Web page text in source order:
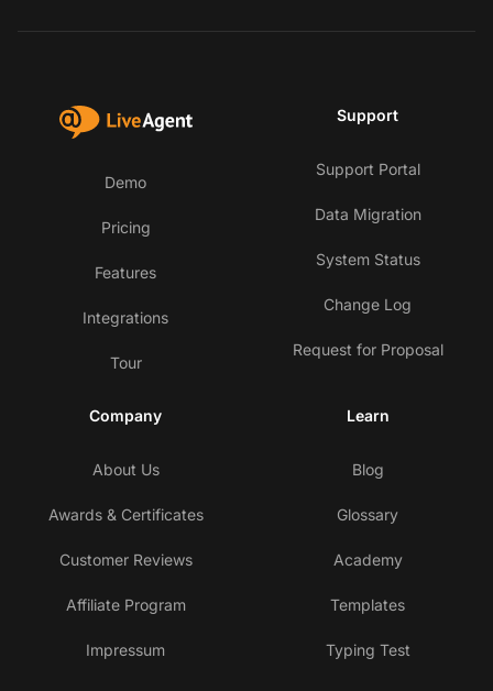
Demo
Pricing
Features
Integrations
Tour
Support
Support Portal
Data Migration
System Status
Change Log
Request for Proposal
Company
About Us
Awards & Certificates
Customer Reviews
Affiliate Program
Impressum
Learn
Blog
Glossary
Academy
Templates
Typing Test